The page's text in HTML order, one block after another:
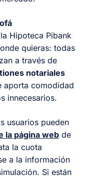
Hipoteca Pibank
quieras: todas
a través de
notariales
aporta comodidad
innecesarios.
usuarios pueden
la página web de
la cuota
a la información
Si están